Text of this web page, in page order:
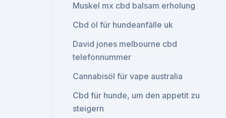
Muskel mx cbd balsam erholung
Cbd öl für hundeanfälle uk
David jones melbourne cbd
telefonnummer
Cannabisöl für vape australia
Cbd für hunde, um den appetit zu
steigern